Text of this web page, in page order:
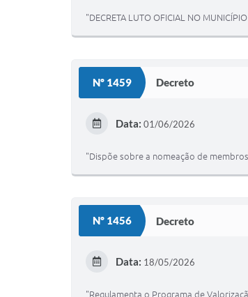
"DECRETA LUTO OFICIAL NO
Nº 1459 Decreto
Data: 01/06/2026
"Dispõe sobre a nomeação de
Nº 1456 Decreto
Data: 18/05/2026
"Regulamenta o Programa de